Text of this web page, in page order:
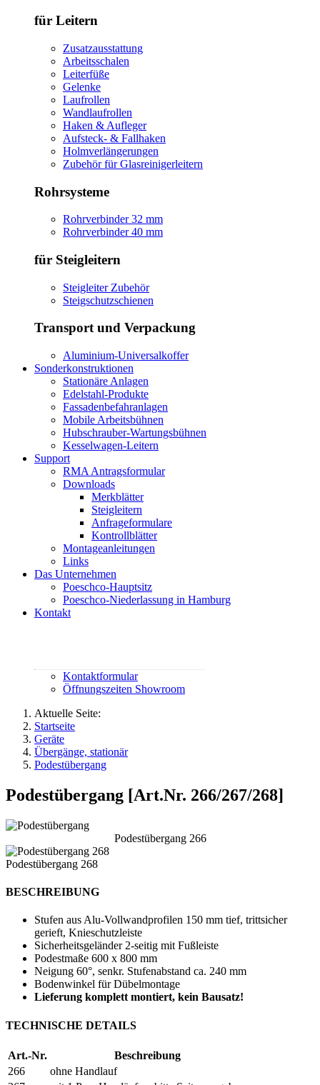
für Leitern
Zusatzausstattung
Arbeitsschalen
Leiterfüße
Gelenke
Laufrollen
Wandlaufrollen
Haken & Aufleger
Aufsteck- & Fallhaken
Holmverlängerungen
Zubehör für Glasreinigerleitern
Rohrsysteme
Rohrverbinder 32 mm
Rohrverbinder 40 mm
für Steigleitern
Steigleiter Zubehör
Steigschutzschienen
Transport und Verpackung
Aluminium-Universalkoffer
Sonderkonstruktionen
Stationäre Anlagen
Edelstahl-Produkte
Fassadenbefahranlagen
Mobile Arbeitsbühnen
Hubschrauber-Wartungsbühnen
Kesselwagen-Leitern
Support
RMA Antragsformular
Downloads
Merkblätter
Steigleitern
Anfrageformulare
Kontrollblätter
Montageanleitungen
Links
Das Unternehmen
Poeschco-Hauptsitz
Poeschco-Niederlassung in Hamburg
Kontakt
Kontaktformular
Öffnungszeiten Showroom
Aktuelle Seite:
Startseite
Geräte
Übergänge, stationär
Podestübergang
Podestübergang [Art.Nr. 266/267/268]
Podestübergang 266
Podestübergang 268
BESCHREIBUNG
Stufen aus Alu-Vollwandprofilen 150 mm tief, trittsicher
gerieft, Knieschutzleiste
Sicherheitsgeländer 2-seitig mit Fußleiste
Podestmaße 600 x 800 mm
Neigung 60°, senkr. Stufenabstand ca. 240 mm
Bodenwinkel für Dübelmontage
Lieferung komplett montiert, kein Bausatz!
TECHNISCHE DETAILS
Art.-Nr.
Beschreibung
266
ohne Handlauf